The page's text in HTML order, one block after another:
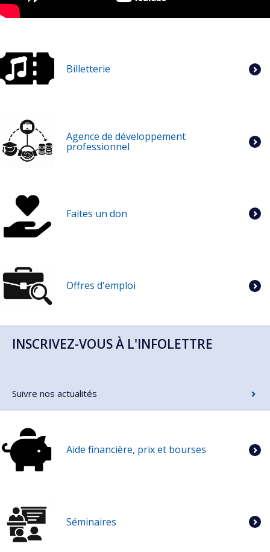
Billetterie
Agence de développement
professionnel
Faites un don
Offres d'emploi
INSCRIVEZ-VOUS À L'INFOLETTRE
Suivre nos actualités
Aide financière, prix et bourses
Séminaires